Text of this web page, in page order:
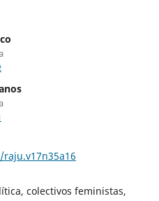
colectivos feministas,